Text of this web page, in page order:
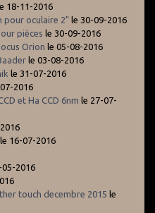
18-11-2016
pour oculaire 2" le 30-09-2016
pièces le 30-09-2016
Orion le 05-08-2016
le 03-08-2016
le 31-07-2016
2016
et Ha CCD 6nm le 27-07-
le 16-07-2016
05-2016
touch decembre 2015 le